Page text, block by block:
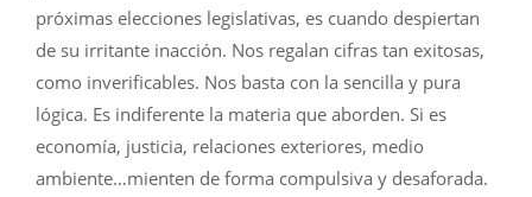
próximas elecciones legislativas, es cuando despiertan
de su irritante inacción. Nos regalan cifras tan exitosas,
como inverificables. Nos basta con la sencilla y pura
lógica. Es indiferente la materia que aborden. Si es
economía, justicia, relaciones exteriores, medio
ambiente…mienten de forma compulsiva y desaforada.